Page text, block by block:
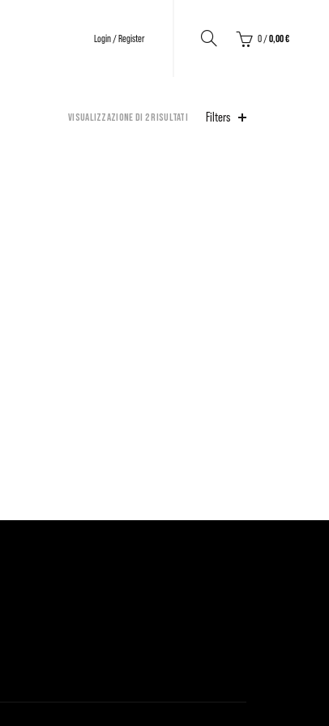
Login / Register 0 /0,00€
Visualizzazione di 2 risultati Filters